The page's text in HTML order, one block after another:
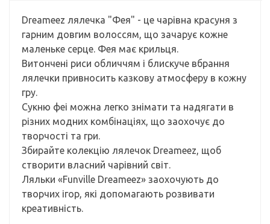
Dreameez лялечка "Фея" - це чарівна красуня з
гарним довгим волоссям, що зачарує кожне
маленьке серце. Фея має крильця.
Витончені риси обличчям і блискуче вбрання
лялечки привносить казкову атмосферу в кожну
гру.
Сукню феі можна легко знімати та надягати в
різних модних комбінаціях, що заохочує до
творчості та гри.
Збирайте колекцію лялечок Dreameez, щоб
створити власний чарівний світ.
Ляльки «Funville Dreameez» заохочують до
творчих ігор, які допомагають розвивати
креативність.